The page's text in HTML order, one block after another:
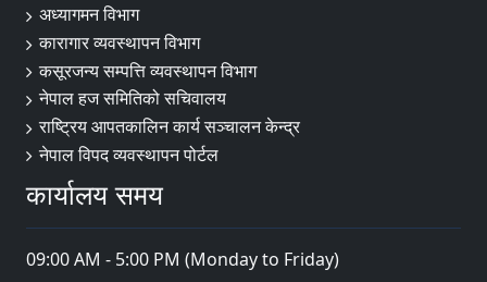
अध्यागमन विभाग
कारागार व्यवस्थापन विभाग
कसूरजन्य सम्पत्ति व्यवस्थापन विभाग
नेपाल हज समितिको सचिवालय
राष्ट्रिय आपतकालिन कार्य सञ्चालन केन्द्र
नेपाल विपद व्यवस्थापन पोर्टल
कार्यालय समय
09:00 AM - 5:00 PM (Monday to Friday)